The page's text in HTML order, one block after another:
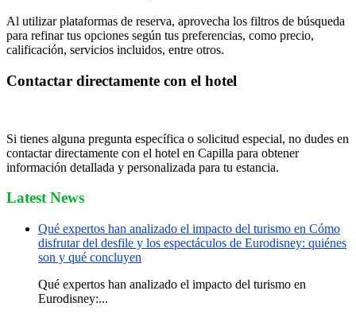
Al utilizar plataformas de reserva, aprovecha los filtros de búsqueda
para refinar tus opciones según tus preferencias, como precio,
calificación, servicios incluidos, entre otros.
Contactar directamente con el hotel
Si tienes alguna pregunta específica o solicitud especial, no dudes en
contactar directamente con el hotel en Capilla para obtener
información detallada y personalizada para tu estancia.
Latest News
Qué expertos han analizado el impacto del turismo en Cómo
disfrutar del desfile y los espectáculos de Eurodisney: quiénes
son y qué concluyen
Qué expertos han analizado el impacto del turismo en
Eurodisney:...